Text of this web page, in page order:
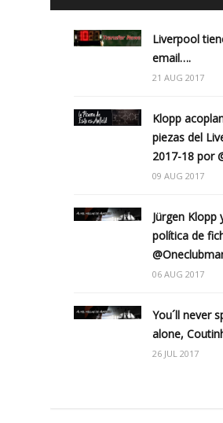
Liverpool
email….
21 AUG 2017
Klopp
piezas del
2017-18 por
09 AUG 2017
Jürgen Klopp
política de
06 AUG 2017
You´ll never
alone,
26 JUL 2017